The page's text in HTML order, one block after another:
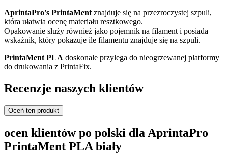
AprintaPro's PrintaMent znajduje się na przezroczystej szpuli,
która ułatwia ocenę materiału resztkowego.
Opakowanie służy również jako pojemnik na filament i posiada
wskaźnik, który pokazuje ile filamentu znajduje się na szpuli.
PrintaMent PLA doskonale przylega do nieogrzewanej platformy
do drukowania z PrintaFix.
Recenzje naszych klientów
Oceń ten produkt
ocen klientów po polski dla AprintaPro
PrintaMent PLA biały